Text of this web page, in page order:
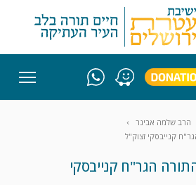
הרב שלמה אבינר
קנייבסקי זצוק"ל
הגר"ח קנייבסקי